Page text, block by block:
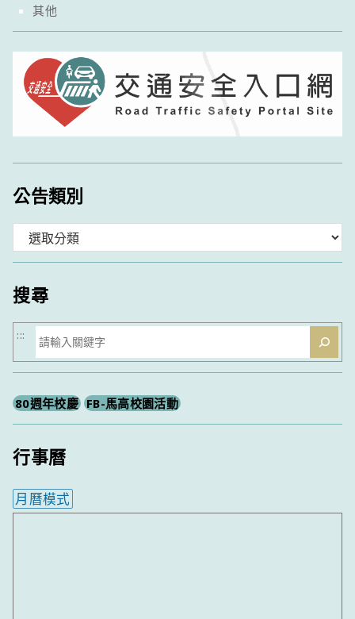
其他
公告類別
類
搜尋
搜
尋
:::
80週年校慶 FB-馬高校園活動
行事曆
月曆模式